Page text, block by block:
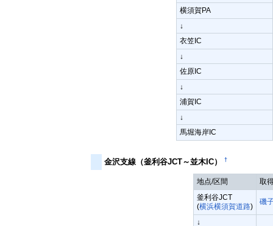
横須賀PA
↓
衣笠IC
↓
佐原IC
↓
浦賀IC
↓
馬堀海岸IC
金沢支線（釜利谷JCT～並木IC） †
地点/区間
取
釜利谷JCT
(横浜横須賀道路)
磯
↓